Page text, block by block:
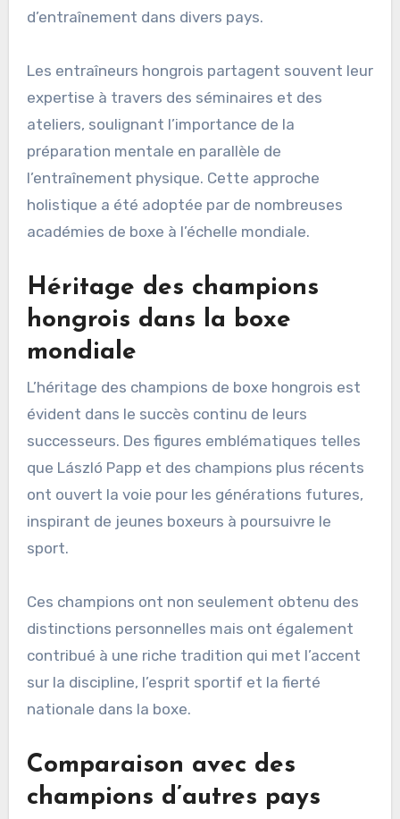
d’entraînement dans divers pays.
Les entraîneurs hongrois partagent souvent leur
expertise à travers des séminaires et des
ateliers, soulignant l’importance de la
préparation mentale en parallèle de
l’entraînement physique. Cette approche
holistique a été adoptée par de nombreuses
académies de boxe à l’échelle mondiale.
Héritage des champions
hongrois dans la boxe
mondiale
L’héritage des champions de boxe hongrois est
évident dans le succès continu de leurs
successeurs. Des figures emblématiques telles
que László Papp et des champions plus récents
ont ouvert la voie pour les générations futures,
inspirant de jeunes boxeurs à poursuivre le
sport.
Ces champions ont non seulement obtenu des
distinctions personnelles mais ont également
contribué à une riche tradition qui met l’accent
sur la discipline, l’esprit sportif et la fierté
nationale dans la boxe.
Comparaison avec des
champions d’autres pays